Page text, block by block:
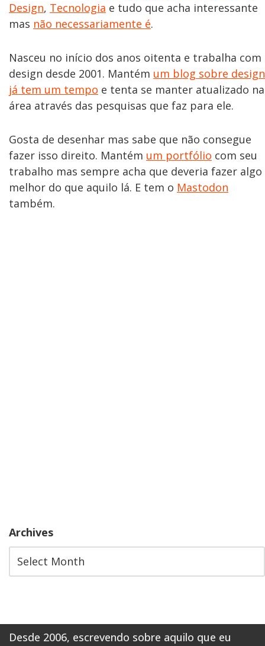
Design, Tecnologia e tudo que acha interessante
mas não necessariamente é.
Nasceu no início dos anos oitenta e trabalha com
design desde 2001. Mantém um blog sobre design
já tem um tempo e tenta se manter atualizado na
área através das pesquisas que faz para ele.
Gosta de desenhar mas sabe que não consegue
fazer isso direito. Mantém um portfólio com seu
trabalho mas sempre acha que deveria fazer algo
melhor do que aquilo lá. E tem o Mastodon
também.
Archives
Desde 2006, escrevendo sobre aquilo que eu